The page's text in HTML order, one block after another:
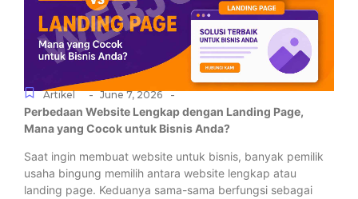
Artikel - June 7, 2026 -
Perbedaan Website Lengkap dengan Landing Page,
Mana yang Cocok untuk Bisnis Anda?
Saat ingin membuat website untuk bisnis, banyak pemilik
usaha bingung memilih antara website lengkap atau
landing page. Keduanya sama-sama berfungsi sebagai